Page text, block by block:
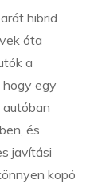
hibrid
óta
a
hogy egy
és
javítási
kopó